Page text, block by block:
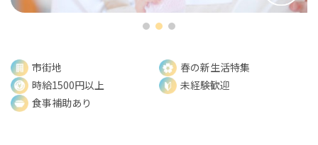
市街地
春の新生活特集
時給1500円以上
未経験歓迎
食事補助あり